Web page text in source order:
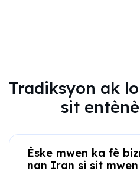
Tradiksyon ak
sit
Èske mwen ka fè
nan Iran si sit